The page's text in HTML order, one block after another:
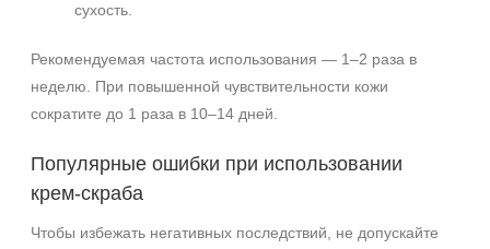
сухость.
Рекомендуемая частота использования — 1–2 раза в
неделю. При повышенной чувствительности кожи
сократите до 1 раза в 10–14 дней.
Популярные ошибки при использовании
крем‑скраба
Чтобы избежать негативных последствий, не допускайте